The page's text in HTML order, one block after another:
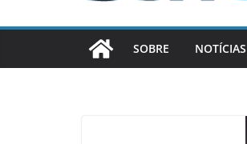
SOBRE NOTÍCIAS